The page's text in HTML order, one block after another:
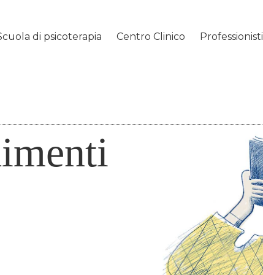
di psicoterapia Centro Clinico Professionisti